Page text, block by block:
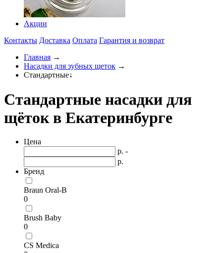
Акции
Контакты Доставка Оплата Гарантия и возврат
Главная →
Насадки для зубных щеток →
Стандартные↓
Стандартные насадки для
щёток в Екатеринбурге
Цена
р. -
р.
Бренд
Braun Oral-B
0
Brush Baby
0
CS Medica